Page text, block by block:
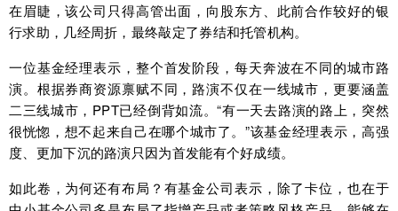
在眉睫，该公司只得高管出面，向股东方、此前合作较好的银
行求助，几经周折，最终敲定了券结和托管机构。
一位基金经理表示，整个首发阶段，每天奔波在不同的城市路
演。根据券商资源禀赋不同，路演不仅在一线城市，更要涵盖
二三线城市，PPT已经倒背如流。“有一天去路演的路上，突然
很恍惚，想不起来自己在哪个城市了。”该基金经理表示，高强
度、更加下沉的路演只因为首发能有个好成绩。
如此卷，为何还有布局？有基金公司表示，除了卡位，也在于